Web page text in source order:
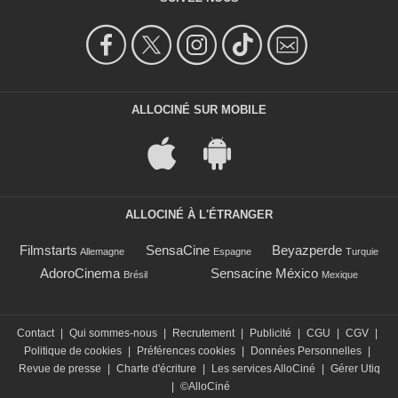
ALLOCINÉ SUR MOBILE
ALLOCINÉ À L'ÉTRANGER
Filmstarts Allemagne SensaCine Espagne Beyazperde Turquie
AdoroCinema Brésil Sensacine México Mexique
Contact Qui sommes-nous Recrutement Publicité CGU CGV
Politique de cookies
Préférences cookies Données Personnelles
Revue de presse
Charte d'écriture Les services AlloCiné
Gérer Utiq
©AlloCiné